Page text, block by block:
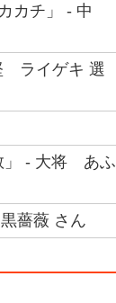
カチ」 - 中
ライゲキ 選
」 - 大将 あふ
薔薇 さん